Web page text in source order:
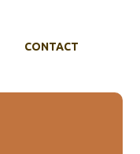
CONTACT